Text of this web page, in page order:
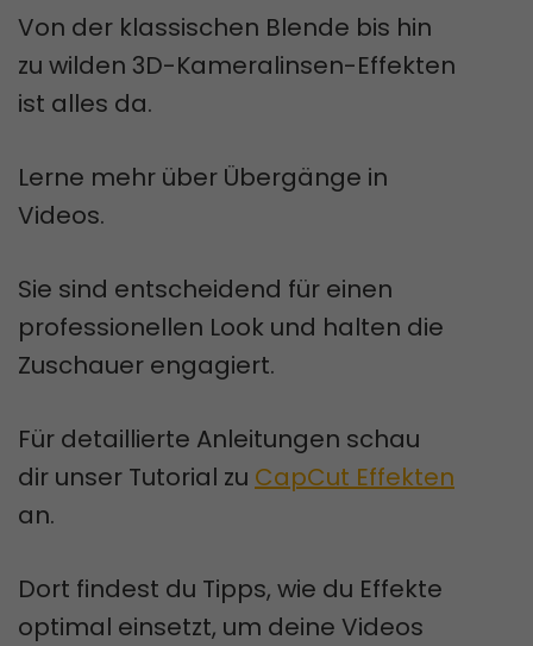
Von der klassischen Blende bis hin
zu wilden 3D-Kameralinsen-Effekten
ist alles da.
Lerne mehr über Übergänge in
Videos.
Sie sind entscheidend für einen
professionellen Look und halten die
Zuschauer engagiert.
Für detaillierte Anleitungen schau
dir unser Tutorial zu CapCut Effekten
an.
Dort findest du Tipps, wie du Effekte
optimal einsetzt, um deine Videos